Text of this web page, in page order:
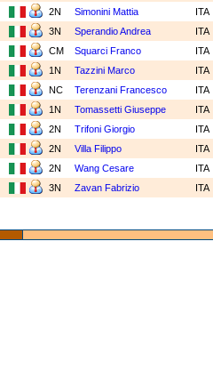
2N Simonini Mattia
ITA
3N Sperandio Andrea
ITA
CM Squarci Franco
ITA
1N Tazzini Marco
ITA
NC Terenzani Francesco
ITA
1N Tomassetti Giuseppe
ITA
2N Trifoni Giorgio
ITA
2N Villa Filippo
ITA
2N Wang Cesare
ITA
3N Zavan Fabrizio ITA